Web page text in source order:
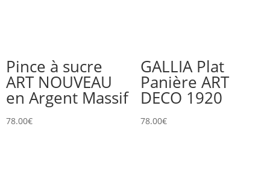
Pince à sucre
ART NOUVEAU
en Argent Massif
78.00€
GALLIA Plat
Panière ART
DECO 1920
78.00€